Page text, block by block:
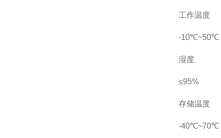
工作温度
-10℃~50℃
湿度
≤95%
存储温度
-40℃~70℃